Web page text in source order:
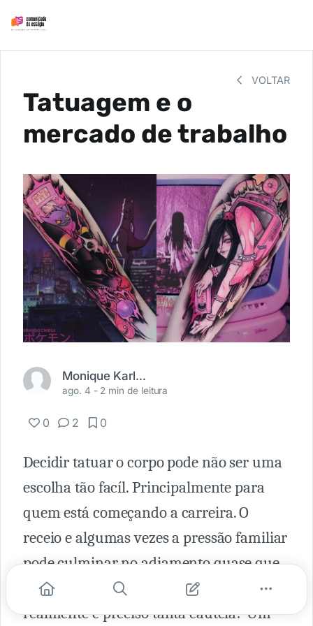
VOLTAR
Tatuagem e o
mercado de trabalho
Monique Karla Carvalho
ago. 4 - 2 min de leitura
0 2 0
Decidir tatuar o corpo pode não ser uma
escolha tão facíl. Principalmente para
quem está começando a carreira. O
receio e algumas vezes a pressão familiar
pode culminar no adiamento quase que
irrevogável do sonho. Mas será que
realmente é preciso tanta cautela? Um